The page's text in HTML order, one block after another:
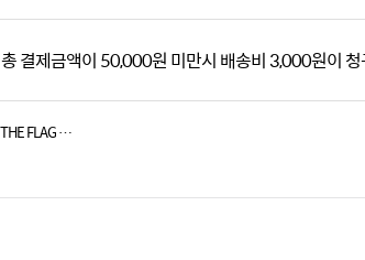
총 결제금액이 50,000원 미만시 배송비 3,000원이
배너 (VANNER) - CAPTURE THE FLAG (HIT THE JACKPOT ver.)